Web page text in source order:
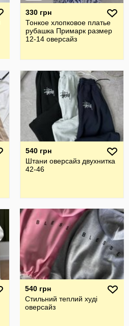
330 грн
Тонкое хлопковое платье
рубашка Примарк размер
12-14 оверсайз
540 грн
Штани оверсайз двухнитка
42-46
540 грн
Стильний теплий худі
оверсайз